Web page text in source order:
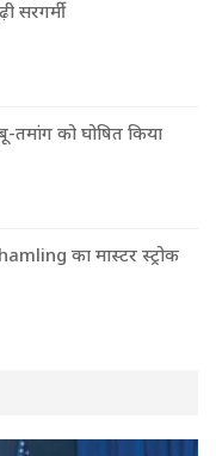
सरगर्मी
तमांग को घोषित किया
का मास्‍टर स्‍ट्रोक